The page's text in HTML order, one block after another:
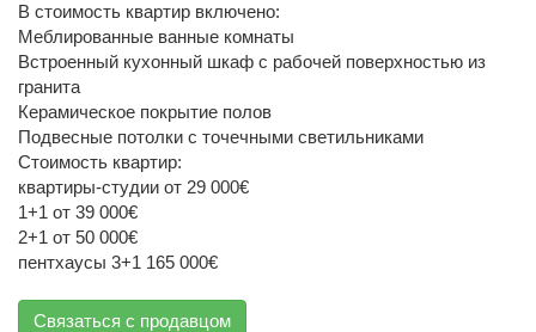
В стоимость квартир включено:
Меблированные ванные комнаты
Встроенный кухонный шкаф с рабочей поверхностью из
гранита
Керамическое покрытие полов
Подвесные потолки с точечными светильниками
Стоимость квартир:
квартиры-студии от 29 000€
1+1 от 39 000€
2+1 от 50 000€
пентхаусы 3+1 165 000€
Связаться с продавцом